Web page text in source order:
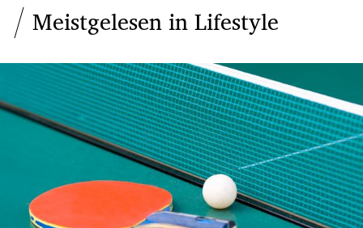
Meistgelesen in Lifestyle